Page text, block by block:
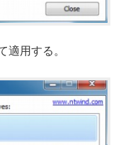
適用する。